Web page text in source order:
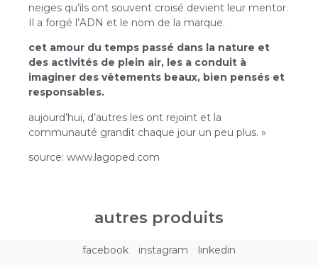
neiges qu’ils ont souvent croisé devient leur mentor.
Il a forgé l’ADN et le nom de la marque.
cet amour du temps passé dans la nature et
des activités de plein air, les a conduit à
imaginer des vêtements beaux, bien pensés et
responsables.
aujourd’hui, d’autres les ont rejoint et la
communauté grandit chaque jour un peu plus. »
source: www.lagoped.com
autres produits
facebook instagram linkedin